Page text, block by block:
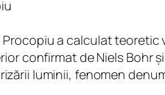
Procopiu a calculat
confirmat de Niels
luminii, fenomen